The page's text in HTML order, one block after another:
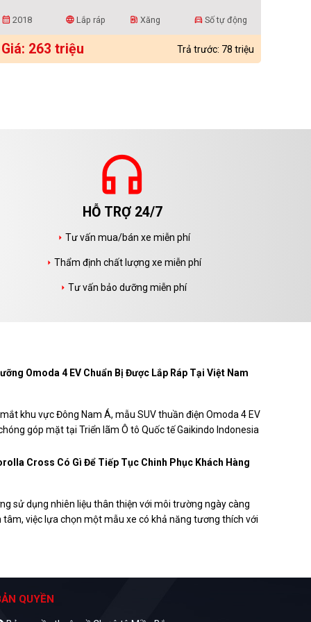
calendar_month 2018 language Lắp ráp ev_station Xăng directions_car Số tự động
Giá: 263 triệu Trả trước: 78 triệu
headphones
HỖ TRỢ 24/7
arrow_right Tư vấn mua/bán xe miễn phí
arrow_right Thẩm định chất lượng xe miễn phí
arrow_right Tư vấn bảo dưỡng miễn phí
Omoda 4 EV Chuẩn Bị Được Lắp Ráp Tại Việt Nam
khu vực Đông Nam Á, mẫu SUV thuần điện Omoda 4 EV
góp mặt tại Triển lãm Ô tô Quốc tế Gaikindo Indonesia
Cross Có Gì Để Tiếp Tục Chinh Phục Khách Hàng
sử dụng nhiên liệu thân thiện với môi trường ngày càng
tâm, việc lựa chọn một mẫu xe có khả năng tương thích với
gian tới.
QUYỀN